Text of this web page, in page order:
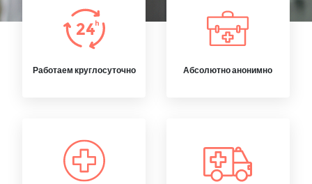
Работаем круглосуточно Абсолютно анонимно